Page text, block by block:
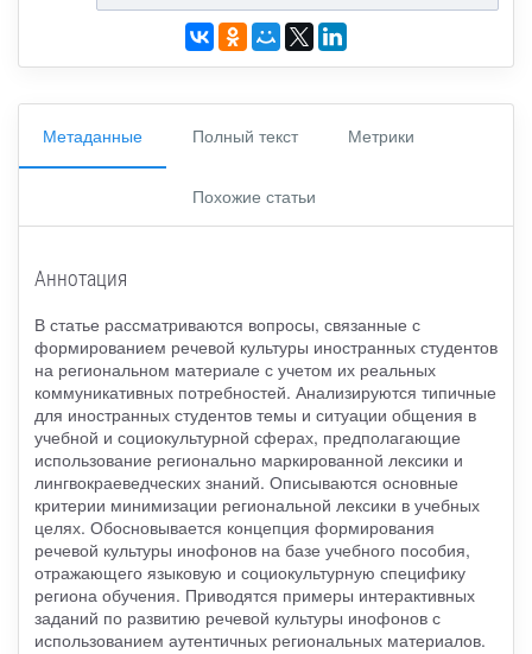
Метаданные Полный текст Метрики
Похожие статьи
Аннотация
В статье рассматриваются вопросы, связанные с
формированием речевой культуры иностранных студентов
на региональном материале с учетом их реальных
коммуникативных потребностей. Анализируются типичные
для иностранных студентов темы и ситуации общения в
учебной и социокультурной сферах, предполагающие
использование регионально маркированной лексики и
лингвокраеведческих знаний. Описываются основные
критерии минимизации региональной лексики в учебных
целях. Обосновывается концепция формирования
речевой культуры инофонов на базе учебного пособия,
отражающего языковую и социокультурную специфику
региона обучения. Приводятся примеры интерактивных
заданий по развитию речевой культуры инофонов с
использованием аутентичных региональных материалов.